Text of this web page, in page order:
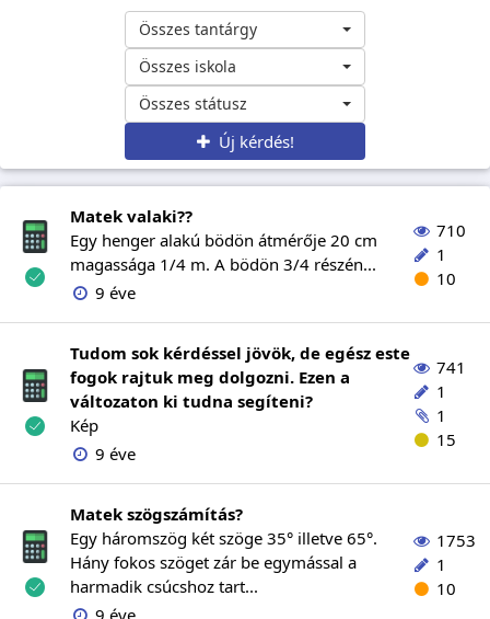
Összes tantárgy
Összes iskola
Összes státusz
Új kérdés!
Matek valaki??
Egy henger alakú bödön átmérője 20 cm
magassága 1/4 m. A bödön 3/4 részén...
9 éve
710
1
10
Tudom sok kérdéssel jövök, de egész este
fogok rajtuk meg dolgozni. Ezen a
változaton ki tudna segíteni?
Kép
9 éve
741
1
1
15
Matek szögszámítás?
Egy háromszög két szöge 35° illetve 65°.
Hány fokos szöget zár be egymással a
harmadik csúcshoz tart...
9 éve
1753
1
10